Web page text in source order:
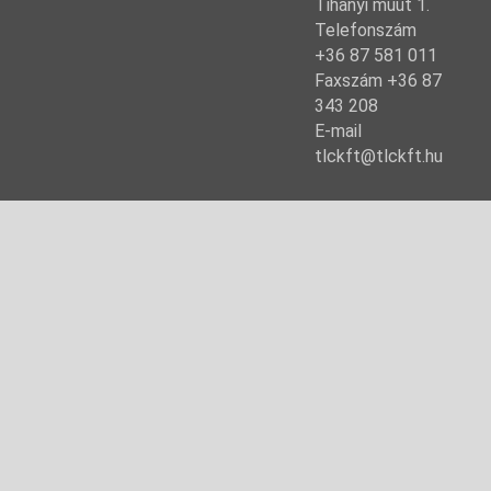
Tihanyi mûút 1.
Telefonszám
+36 87 581 011
Faxszám +36 87
343 208
E-mail
tlckft@tlckft.hu